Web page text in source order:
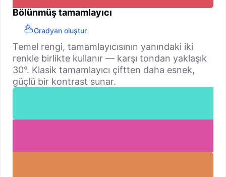
Bölünmüş tamamlayıcı
Gradyan oluştur
Temel rengi, tamamlayıcısının yanındaki iki
renkle birlikte kullanır — karşı tondan yaklaşık
30°. Klasik tamamlayıcı çiftten daha esnek,
güçlü bir kontrast sunar.